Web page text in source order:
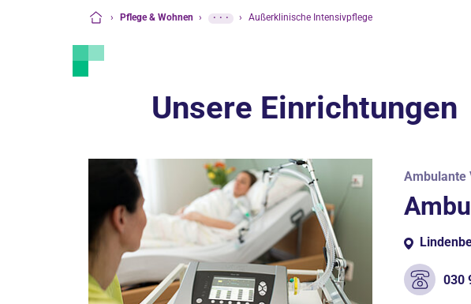
› Pflege & Wohnen › ··· › Außerklinische Intensivpflege
Unsere Einrichtungen
Ambulante
030